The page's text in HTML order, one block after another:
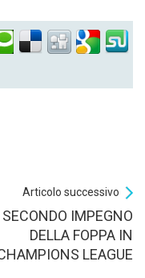
Articolo successivo
SECONDO IMPEGNO
DELLA FOPPA IN
LEAGUE